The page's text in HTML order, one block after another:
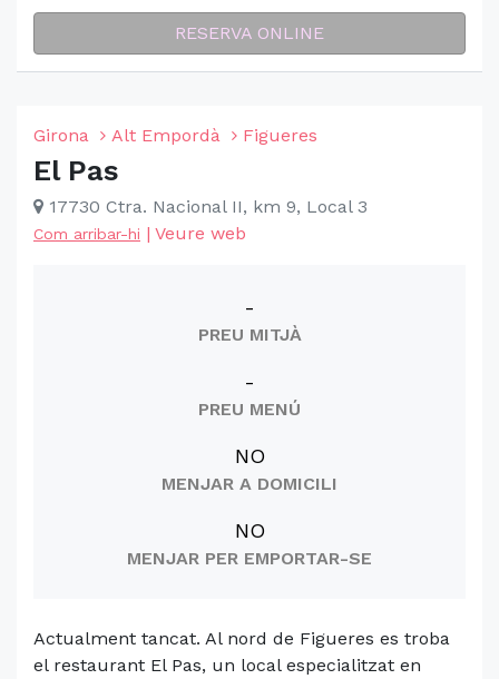
RESERVA ONLINE
Girona Alt Empordà Figueres
El Pas
17730 Ctra. Nacional II, km 9, Local 3
Com arribar-hi | Veure web
-
PREU MITJÀ
-
PREU MENÚ
NO
MENJAR A DOMICILI
NO
MENJAR PER EMPORTAR-SE
Actualment tancat. Al nord de Figueres es troba
el restaurant El Pas, un local especialitzat en